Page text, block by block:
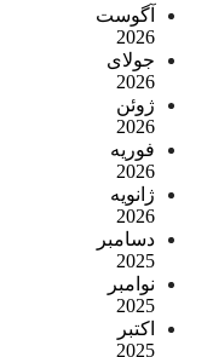
آگوست
2026
جولای
2026
ژوئن
2026
فوریه
2026
ژانویه
2026
دسامبر
2025
نوامبر
2025
اکتبر
2025